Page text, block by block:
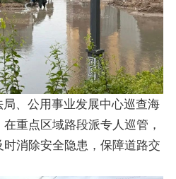
、公用事业发展中心巡查海
重点区域路段派专人巡管，
消除安全隐患，保障道路交